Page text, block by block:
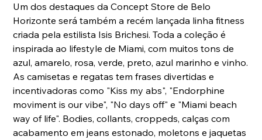
Um dos destaques da Concept Store de Belo
Horizonte será também a recém lançada linha fitness
criada pela estilista Isis Brichesi. Toda a coleção é
inspirada ao lifestyle de Miami, com muitos tons de
azul, amarelo, rosa, verde, preto, azul marinho e vinho.
As camisetas e regatas tem frases divertidas e
incentivadoras como "Kiss my abs", "Endorphine
moviment is our vibe", "No days off" e "Miami beach
way of life". Bodies, collants, croppeds, calças com
acabamento em jeans estonado, moletons e jaquetas